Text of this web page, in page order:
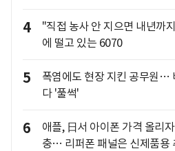
4
"직접 농사 안 지으면 내년까
에 떨고 있는 6070
5
폭염에도 현장 지킨 공무원…
다 '풀썩'
6
애플, 日서 아이폰 가격 올리
충… 리퍼폰 패널은 신제품용